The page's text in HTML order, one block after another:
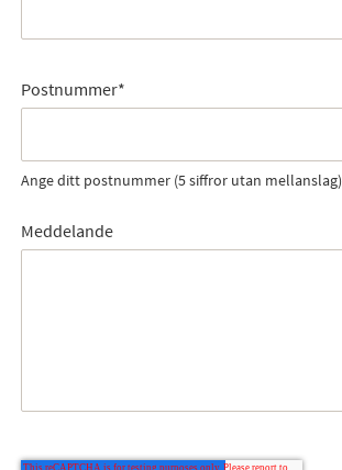
Postnummer*
Ange ditt postnummer (5 siffror utan mellanslag)
Meddelande